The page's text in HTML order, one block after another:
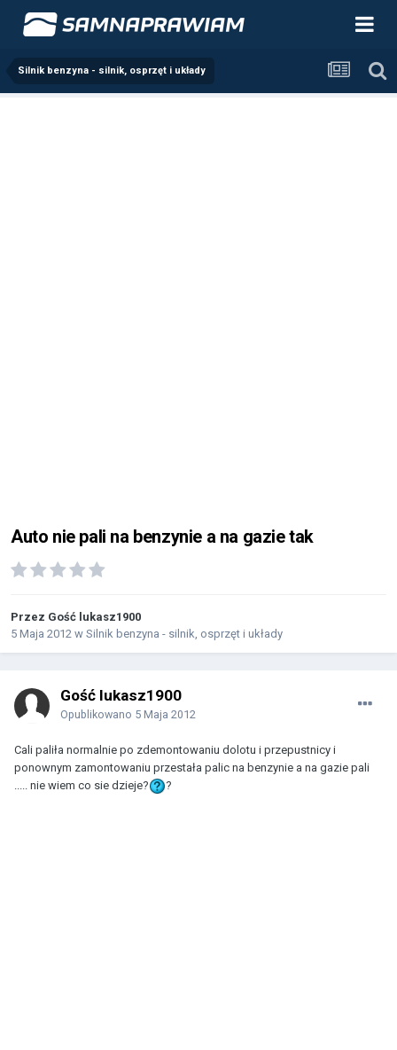
Silnik benzyna - silnik, osprzęt i układy
Auto nie pali na benzynie a na gazie tak
Przez Gość lukasz1900
5 Maja 2012 w Silnik benzyna - silnik, osprzęt i układy
Gość lukasz1900
Opublikowano 5 Maja 2012
Cali paliła normalnie po zdemontowaniu dolotu i przepustnicy i
ponownym zamontowaniu przestała palic na benzynie a na gazie pali
..... nie wiem co sie dzieje?
?